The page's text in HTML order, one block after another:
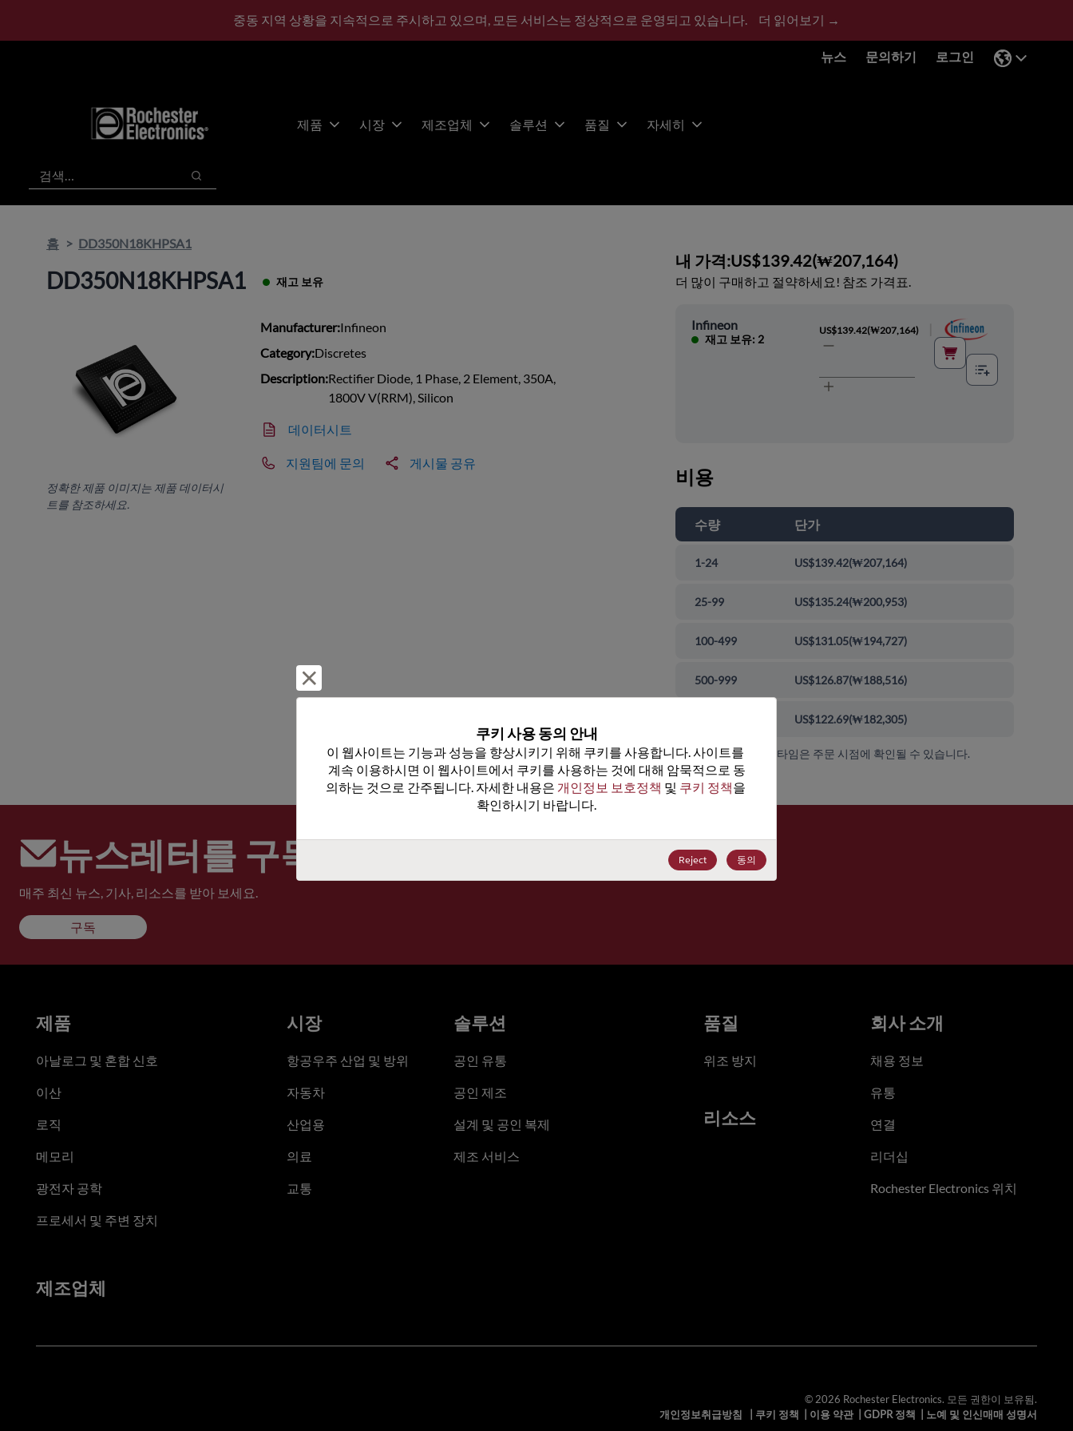
중동 지역 상황을 지속적으로 주시하고 있으며, 모든 서비스는 정상적으로 운영되고 있습니다. 더 읽어보기 →
뉴스 문의하기 로그인
제품 시장 제조업체 솔루션 품질 자세히
검색
검색
홈 DD350N18KHPSA1
DD350N18KHPSA1 재고 보유
정확한 제품 이미지는 제품 데이터시
트를 참조하세요.
Manufacturer:Infineon
Category:Discretes
Description:Rectifier Diode, 1 Phase, 2 Element, 350A,
1800V V(RRM), Silicon
데이터시트
지원팀에 문의 게시물 공유
내 가격:US$139.42(₩207,164)
더 많이 구매하고 절약하세요! 참조 가격표.
Infineon
재고 보유: 2
US$139.42(₩207,164)
비용
수량 단가
1-24 US$139.42(₩207,164)
25-99 US$135.24(₩200,953)
100-499 US$131.05(₩194,727)
500-999 US$126.87(₩188,516)
US$122.69(₩182,305)
가격, 가용성 및 리드 타임은 주문 시점에 확인될 수 있습니다.
뉴스레터를 구독하세요
매주 최신 뉴스, 기사, 리소스를 받아 보세요.
구독
쿠키 사용 동의 안내
이 웹사이트는 기능과 성능을 향상시키기 위해 쿠키를 사용합니다. 사이트를
계속 이용하시면 이 웹사이트에서 쿠키를 사용하는 것에 대해 암묵적으로 동
의하는 것으로 간주됩니다. 자세한 내용은 개인정보 보호정책 및 쿠키 정책을
확인하시기 바랍니다.
Reject 동의
제품
아날로그 및 혼합 신호
이산
로직
메모리
광전자 공학
프로세서 및 주변 장치
시장
항공우주 산업 및 방위
자동차
산업용
의료
교통
솔루션
공인 유통
공인 제조
설계 및 공인 복제
제조 서비스
품질
위조 방지
리소스
회사 소개
채용 정보
유통
연결
리더십
Rochester Electronics 위치
제조업체
© 2026 Rochester Electronics. 모든 권한이 보유됨.
개인정보취급방침
쿠키 정책 이용 약관| GDPR 정책 노예 및 인신매매 성명서